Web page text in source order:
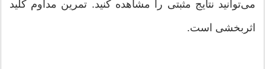
می‌توانید نتایج مثبتی را مشاهده کنید. تمرین مداوم کلید
اثربخشی است.